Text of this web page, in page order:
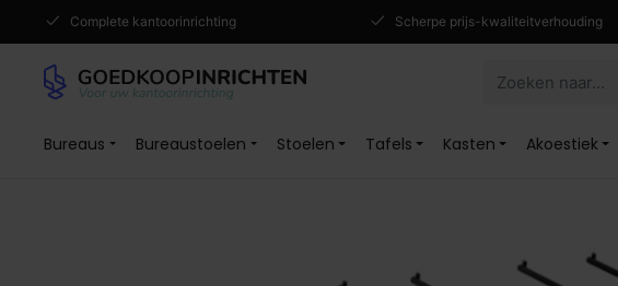
Complete kantoorinrichting Scherpe prijs-kwaliteitverhouding
Bureaus Bureaustoelen Stoelen Tafels Kasten Akoestiek